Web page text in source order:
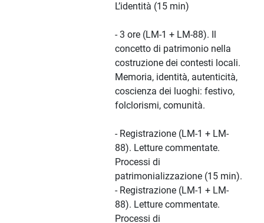
L’identità (15 min)
- 3 ore (LM-1 + LM-88). Il
concetto di patrimonio nella
costruzione dei contesti locali.
Memoria, identità, autenticità,
coscienza dei luoghi: festivo,
folclorismi, comunità.
- Registrazione (LM-1 + LM-
88). Letture commentate.
Processi di
patrimonializzazione (15 min).
- Registrazione (LM-1 + LM-
88). Letture commentate.
Processi di